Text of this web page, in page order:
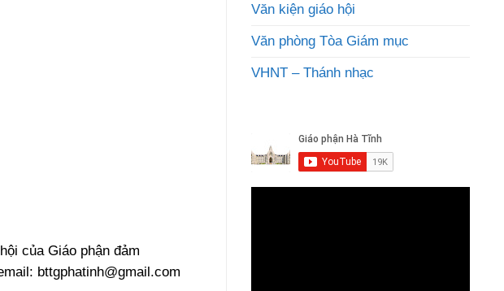
của Giáo phận đảm
bttgphatinh@gmail.com
Văn kiện giáo hội
Văn phòng Tòa Giám mục
VHNT – Thánh nhạc